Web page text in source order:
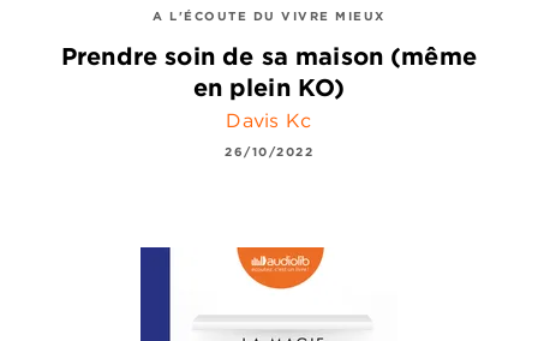
A L'ÉCOUTE DU VIVRE MIEUX
Prendre soin de sa maison (même
en plein KO)
Davis Kc
26/10/2022